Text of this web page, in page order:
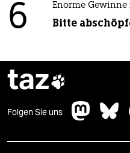
6 Enorme
Bitte
taz
Folgen Sie uns